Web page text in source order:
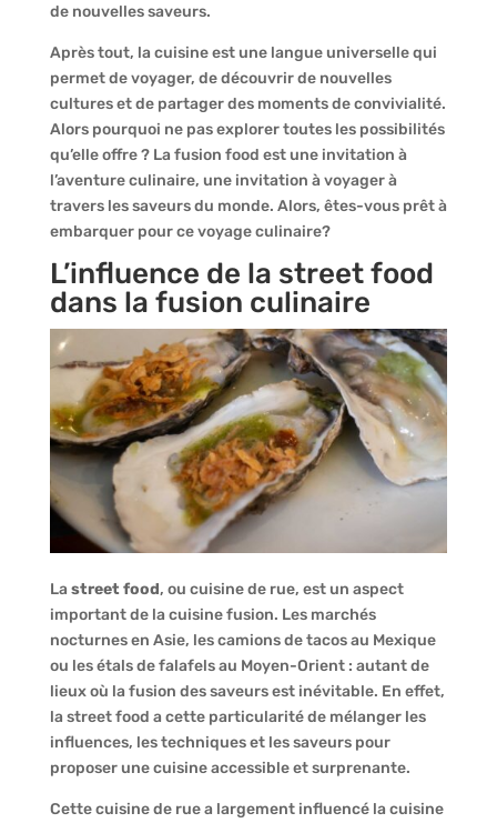
de nouvelles saveurs.
Après tout, la cuisine est une langue universelle qui
permet de voyager, de découvrir de nouvelles
cultures et de partager des moments de convivialité.
Alors pourquoi ne pas explorer toutes les possibilités
qu’elle offre ? La fusion food est une invitation à
l’aventure culinaire, une invitation à voyager à
travers les saveurs du monde. Alors, êtes-vous prêt à
embarquer pour ce voyage culinaire?
L’influence de la street food
dans la fusion culinaire
La street food, ou cuisine de rue, est un aspect
important de la cuisine fusion. Les marchés
nocturnes en Asie, les camions de tacos au Mexique
ou les étals de falafels au Moyen-Orient : autant de
lieux où la fusion des saveurs est inévitable. En effet,
la street food a cette particularité de mélanger les
influences, les techniques et les saveurs pour
proposer une cuisine accessible et surprenante.
Cette cuisine de rue a largement influencé la cuisine